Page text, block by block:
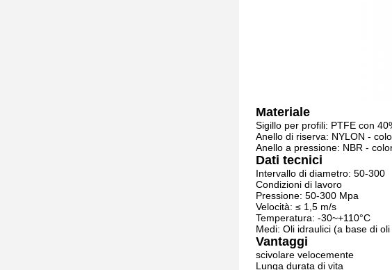
Materiale
Sigillo per profili: PTFE con
Anello di riserva: NYLON -
Anello a pressione: NBR -
Dati tecnici
Intervallo di diametro: 50-300
Condizioni di lavoro
Pressione: 50-300 Mpa
Velocità: ≤ 1,5 m/s
Temperatura: -30~+110°C
Medi: Oli idraulici (a base di
Vantaggi
scivolare velocemente
Lunga durata di vita